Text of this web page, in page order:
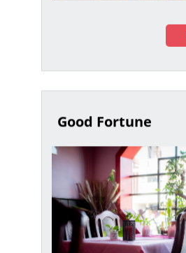
Good Fortune